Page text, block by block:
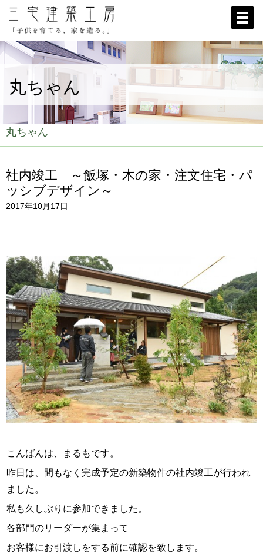
ホーム
家への想い
施工例
ブログ
リクルート
スタッフ紹介
お問い合わせ
丸ちゃん
丸ちゃん
社内竣工 ～飯塚・木の家・注文住宅・パ
ッシブデザイン～
2017年10月17日
こんばんは、まるもです。
昨日は、間もなく完成予定の新築物件の社内竣工が行われ
ました。
私も久しぶりに参加できました。
各部門のリーダーが集まって
お客様にお引渡しをする前に確認を致します。